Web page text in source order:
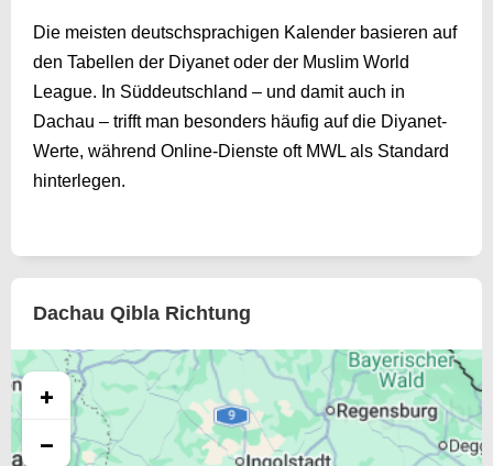
Die meisten deutschsprachigen Kalender basieren auf
den Tabellen der Diyanet oder der Muslim World
League. In Süddeutschland – und damit auch in
Dachau – trifft man besonders häufig auf die Diyanet-
Werte, während Online-Dienste oft MWL als Standard
hinterlegen.
Dachau Qibla Richtung
+
−